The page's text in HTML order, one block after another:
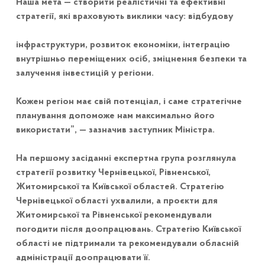
Наша мета — створити реалістичні та ефективні
стратегії, які враховують виклики часу: відбудову
інфраструктури, розвиток економіки, інтеграцію
внутрішньо переміщених осіб, зміцнення безпеки та
залучення інвестицій у регіони.
Кожен регіон має свій потенціал, і саме стратегічне
планування допоможе нам максимально його
використати”, — зазначив заступник Міністра.
На першому засіданні експертна група розглянула
стратегії розвитку Чернівецької, Рівненської,
Житомирської та Київської областей. Стратегію
Чернівецької області ухвалили, а проєкти для
Житомирської та Рівненської рекомендували
погодити після доопрацювань. Стратегію Київської
області не підтримали та рекомендували обласній
адміністрації доопрацювати її.